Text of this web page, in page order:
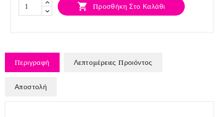
 Προσθήκη Στο Καλάθι
Περιγραφή Λεπτομέρειες Προιόντος
Αποστολή